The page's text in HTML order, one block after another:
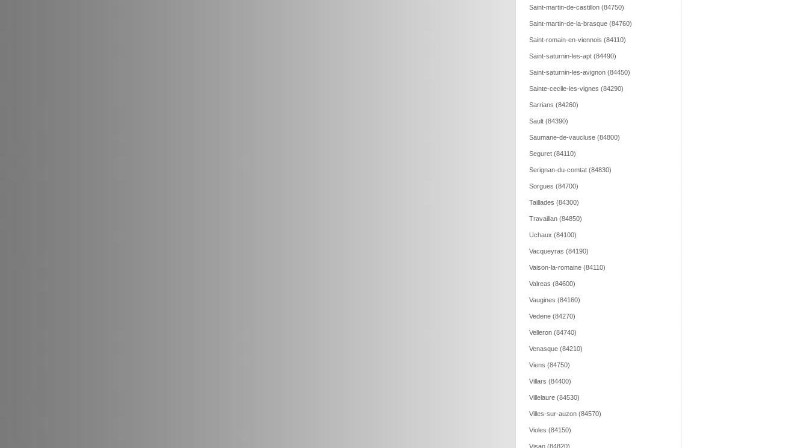
Saint-martin-de-castillon (84750)
Saint-martin-de-la-brasque (84760)
Saint-romain-en-viennois (84110)
Saint-saturnin-les-apt (84490)
Saint-saturnin-les-avignon (84450)
Sainte-cecile-les-vignes (84290)
Sarrians (84260)
Sault (84390)
Saumane-de-vaucluse (84800)
Seguret (84110)
Serignan-du-comtat (84830)
Sorgues (84700)
Taillades (84300)
Travaillan (84850)
Uchaux (84100)
Vacqueyras (84190)
Vaison-la-romaine (84110)
Valreas (84600)
Vaugines (84160)
Vedene (84270)
Velleron (84740)
Venasque (84210)
Viens (84750)
Villars (84400)
Villelaure (84530)
Villes-sur-auzon (84570)
Violes (84150)
Visan (84820)